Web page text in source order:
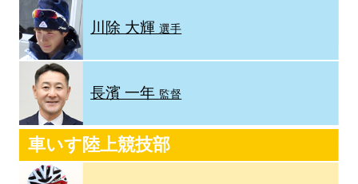
川除 大輝選手
長濱 一年 監督
車いす陸上競技部